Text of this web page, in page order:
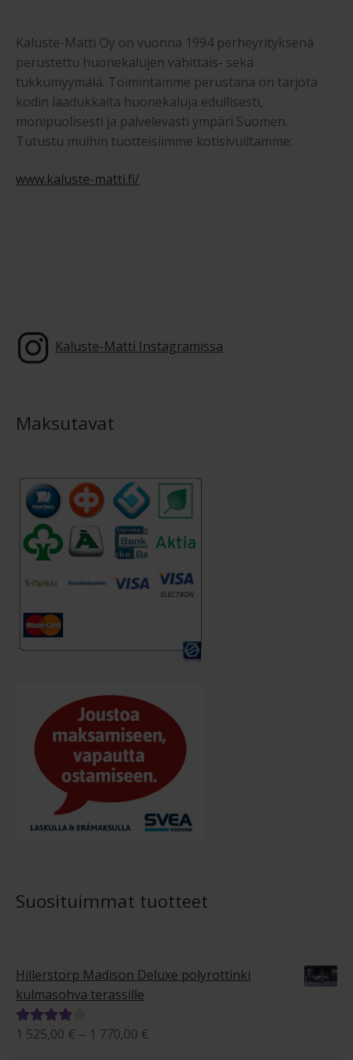
Kaluste-Matti Oy on vuonna 1994 perheyrityksenä
perustettu huonekalujen vähittäis- sekä
tukkumyymälä. Toimintamme perustana on tarjota
kodin laadukkaita huonekaluja edullisesti,
monipuolisesti ja palvelevasti ympäri Suomen.
Tutustu muihin tuotteisiimme kotisivuiltamme:
www.kaluste-matti.fi/
Kaluste-Matti Instagramissa
Maksutavat
Suosituimmat tuotteet
Hillerstorp Madison Deluxe polyrottinki
kulmasohva terassille
Arvostelu
1 525,00 € – 1 770,00 €